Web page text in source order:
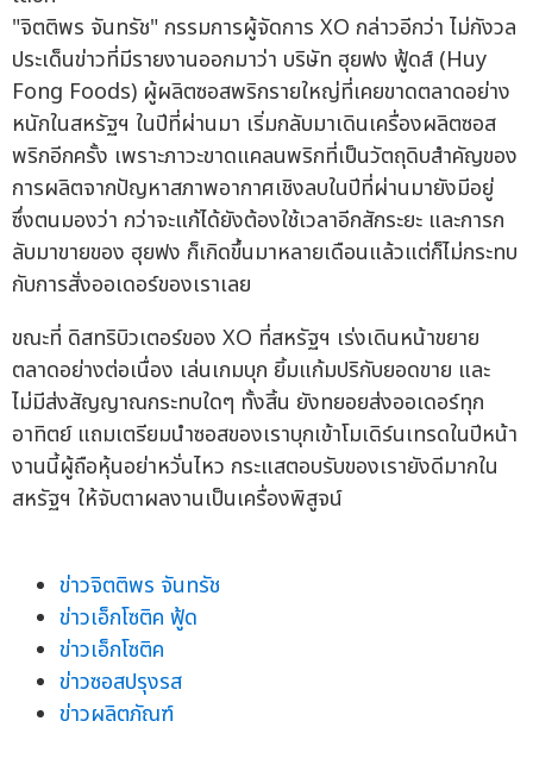
"จิตติพร จันทรัช" กรรมการผู้จัดการ XO กล่าวอีกว่า ไม่กังวล
ประเด็นข่าวที่มีรายงานออกมาว่า บริษัท ฮุยฟง ฟู้ดส์ (Huy
Fong Foods) ผู้ผลิตซอสพริกรายใหญ่ที่เคยขาดตลาดอย่าง
หนักในสหรัฐฯ ในปีที่ผ่านมา เริ่มกลับมาเดินเครื่องผลิตซอส
พริกอีกครั้ง เพราะภาวะขาดแคลนพริกที่เป็นวัตถุดิบสำคัญของ
การผลิตจากปัญหาสภาพอากาศเชิงลบในปีที่ผ่านมายังมีอยู่
ซึ่งตนมองว่า กว่าจะแก้ได้ยังต้องใช้เวลาอีกสักระยะ และการก
ลับมาขายของ ฮุยฟง ก็เกิดขึ้นมาหลายเดือนแล้วแต่ก็ไม่กระทบ
กับการสั่งออเดอร์ของเราเลย
ขณะที่ ดิสทริบิวเตอร์ของ XO ที่สหรัฐฯ เร่งเดินหน้าขยาย
ตลาดอย่างต่อเนื่อง เล่นเกมบุก ยิ้มแก้มปริกับยอดขาย และ
ไม่มีส่งสัญญาณกระทบใดๆ ทั้งสิ้น ยังทยอยส่งออเดอร์ทุก
อาทิตย์ แถมเตรียมนำซอสของเราบุกเข้าโมเดิร์นเทรดในปีหน้า
งานนี้ผู้ถือหุ้นอย่าหวั่นไหว กระแสตอบรับของเรายังดีมากใน
สหรัฐฯ ให้จับตาผลงานเป็นเครื่องพิสูจน์
ข่าวจิตติพร จันทรัช
ข่าวเอ็กโซติค ฟู้ด
ข่าวเอ็กโซติค
ข่าวซอสปรุงรส
ข่าวผลิตภัณฑ์